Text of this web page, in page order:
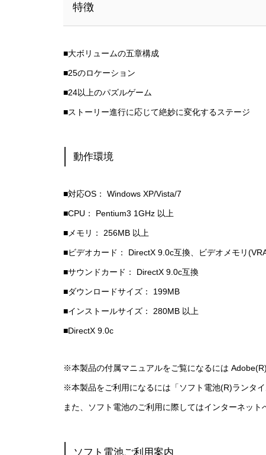
特徴
■大ボリュームの五章構成
■25のロケーション
■24以上のパズルゲーム
■ストーリー進行に応じて絶妙に変化するステージ
動作環境
■対応OS： Windows XP/Vista/7
■CPU： Pentium3 1GHz 以上
■メモリ： 256MB 以上
■ビデオカード： DirectX 9.0c互換、ビデオメモリ
■サウンドカード： DirectX 9.0c互換
■ダウンロードサイズ： 199MB
■インストールサイズ： 280MB 以上
■DirectX 9.0c
※本製品の付属マニュアルをご覧になるには
※本製品をご利用になるには「ソフト電池(R)ランタ
また、ソフト電池のご利用に際してはインターネッ
ソフト電池ご利用案内